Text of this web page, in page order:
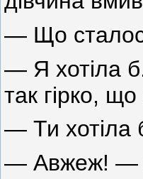
— Що
— Я хотіла
так гірко,
— Ти хотіла
— Авжеж! —